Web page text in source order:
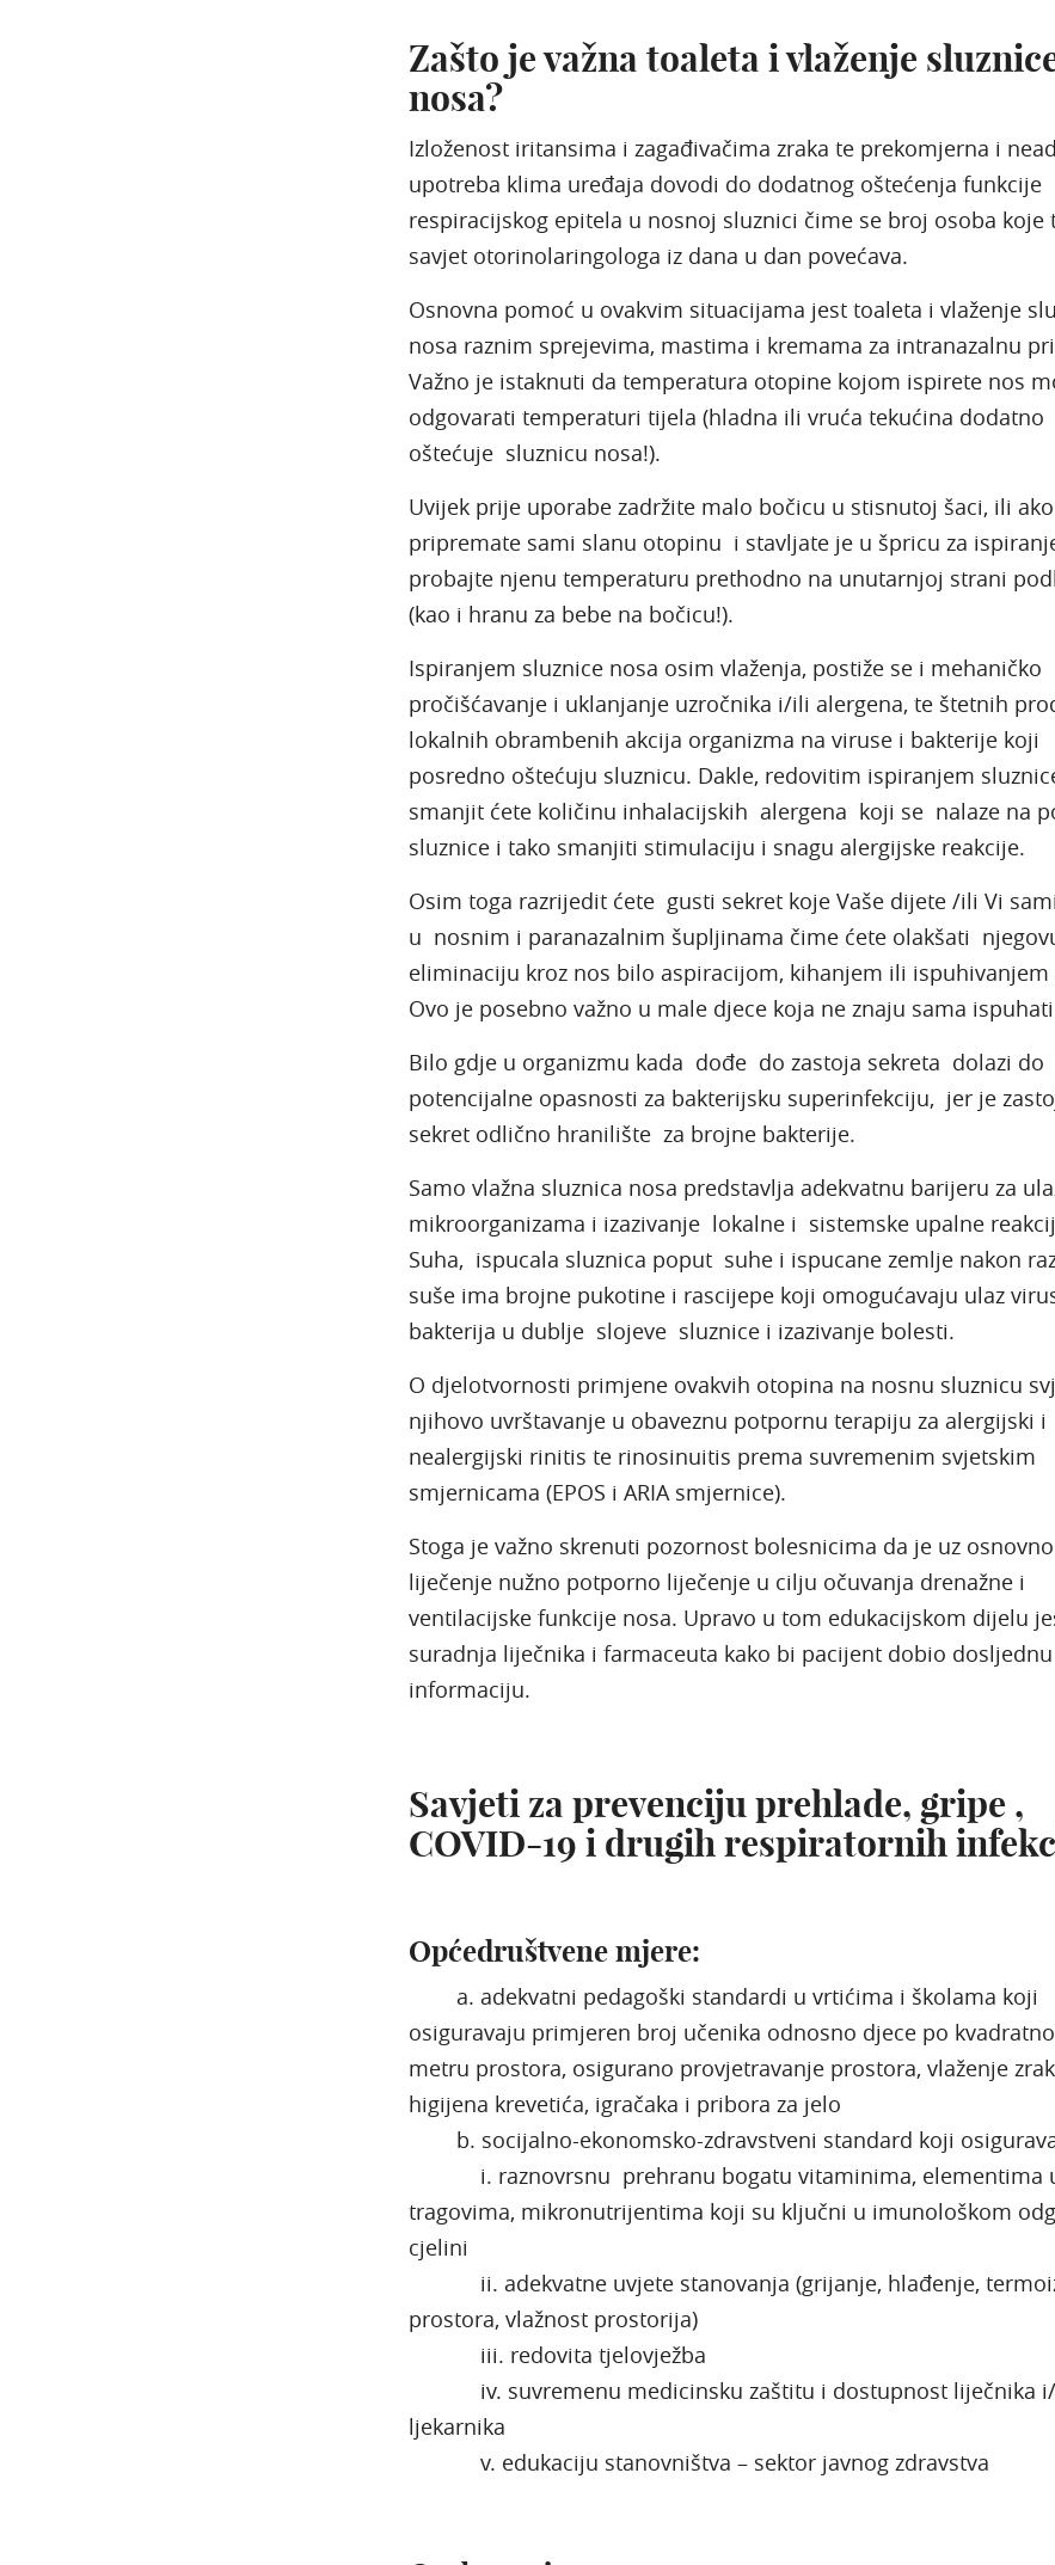
Zašto je važna toaleta i vlaženje
nosa?
Izloženost iritansima i zagađivačima zraka te prekomjerna i
upotreba klima uređaja dovodi do dodatnog oštećenja funkcije
respiracijskog epitela u nosnoj sluznici čime se broj osoba koje
savjet otorinolaringologa iz dana u dan povećava.
Osnovna pomoć u ovakvim situacijama jest toaleta i vlaženje
nosa raznim sprejevima, mastima i kremama za intranazalnu
Važno je istaknuti da temperatura otopine kojom ispirete nos
odgovarati temperaturi tijela (hladna ili vruća tekućina dodatno
oštećuje sluznicu nosa!).
Uvijek prije uporabe zadržite malo bočicu u stisnutoj šaci, ili ako
pripremate sami slanu otopinu i stavljate je u špricu za
probajte njenu temperaturu prethodno na unutarnjoj strani
(kao i hranu za bebe na bočicu!).
Ispiranjem sluznice nosa osim vlaženja, postiže se i mehaničko
pročišćavanje i uklanjanje uzročnika i/ili alergena, te štetnih
lokalnih obrambenih akcija organizma na viruse i bakterije koji
posredno oštećuju sluznicu. Dakle, redovitim ispiranjem
smanjit ćete količinu inhalacijskih alergena koji se nalaze na
sluznice i tako smanjiti stimulaciju i snagu alergijske reakcije.
Osim toga razrijedit ćete gusti sekret koje Vaše dijete /ili Vi
u nosnim i paranazalnim šupljinama čime ćete olakšati
eliminaciju kroz nos bilo aspiracijom, kihanjem ili ispuhivanjem
Ovo je posebno važno u male djece koja ne znaju sama
Bilo gdje u organizmu kada dođe do zastoja sekreta dolazi do
potencijalne opasnosti za bakterijsku superinfekciju, jer je
sekret odlično hranilište za brojne bakterije.
Samo vlažna sluznica nosa predstavlja adekvatnu barijeru za
mikroorganizama i izazivanje lokalne i sistemske upalne
Suha, ispucala sluznica poput suhe i ispucane zemlje nakon
suše ima brojne pukotine i rascijepe koji omogućavaju ulaz
bakterija u dublje slojeve sluznice i izazivanje bolesti.
O djelotvornosti primjene ovakvih otopina na nosnu sluznicu
njihovo uvrštavanje u obaveznu potpornu terapiju za alergijski i
nealergijski rinitis te rinosinuitis prema suvremenim svjetskim
smjernicama (EPOS i ARIA smjernice).
Stoga je važno skrenuti pozornost bolesnicima da je uz osnovno
liječenje nužno potporno liječenje u cilju očuvanja drenažne i
ventilacijske funkcije nosa. Upravo u tom edukacijskom dijelu
suradnja liječnika i farmaceuta kako bi pacijent dobio dosljednu
informaciju.
Savjeti za prevenciju prehlade, gripe ,
COVID-19 i drugih respiratornih
Općedruštvene mjere:
a. adekvatni pedagoški standardi u vrtićima i školama koji
osiguravaju primjeren broj učenika odnosno djece po
metru prostora, osigurano provjetravanje prostora, vlaženje
higijena krevetića, igračaka i pribora za jelo
b. socijalno-ekonomsko-zdravstveni standard koji
i. raznovrsnu prehranu bogatu vitaminima, elementima
tragovima, mikronutrijentima koji su ključni u imunološkom
cjelini
ii. adekvatne uvjete stanovanja (grijanje, hlađenje,
prostora, vlažnost prostorija)
iii. redovita tjelovježba
iv. suvremenu medicinsku zaštitu i dostupnost liječnika
ljekarnika
v. edukaciju stanovništva – sektor javnog zdravstva